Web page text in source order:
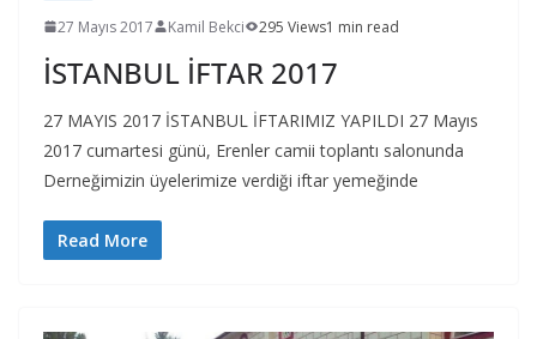
27 Mayıs 2017 Kamil Bekci 295 Views1 min read
İSTANBUL İFTAR 2017
27 MAYIS 2017 İSTANBUL İFTARIMIZ YAPILDI 27 Mayıs
2017 cumartesi günü, Erenler camii toplantı salonunda
Derneğimizin üyelerimize verdiği iftar yemeğinde
Read More